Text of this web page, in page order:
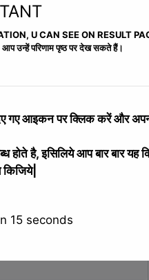
U CAN SEE ON RESULT
उन्हें परिणाम पृष्ठ पर देख सकते हैं।
गए आइकन पर क्लिक करें और
है, इसिलिये आप बार बार यह
14 seconds